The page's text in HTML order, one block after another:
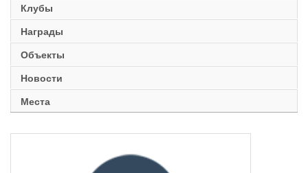
Клубы
Награды
Объекты
Новости
Места